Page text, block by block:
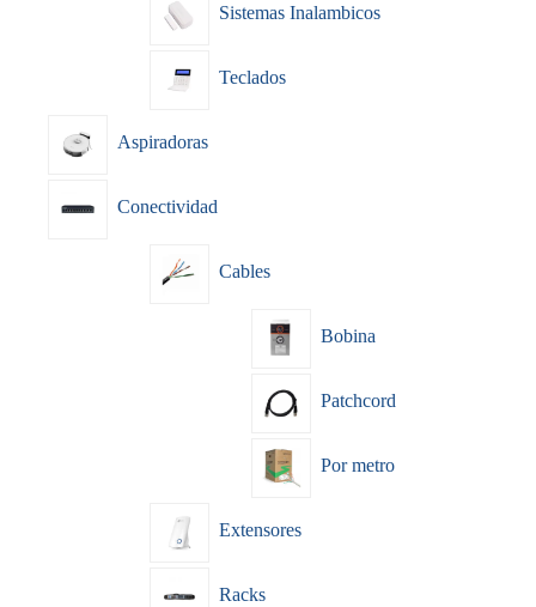
Sistemas Inalambicos
Teclados
Aspiradoras
Conectividad
Cables
Bobina
Patchcord
Por metro
Extensores
Racks